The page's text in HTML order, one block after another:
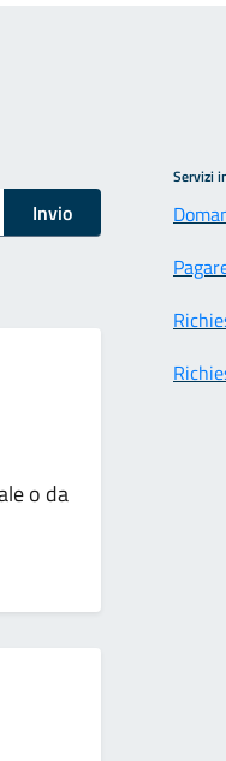
Invio
o da
Servizi